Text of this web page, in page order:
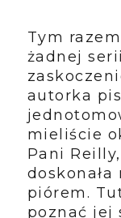
Tym
żadnej
autorka
mieliście
Pani
piórem.
poznać jej